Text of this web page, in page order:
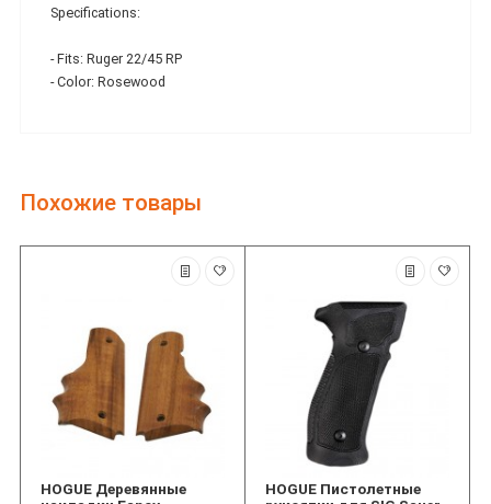
Specifications:
- Fits: Ruger 22/45 RP
- Color: Rosewood
Похожие товары
HOGUE Деревянные
HOGUE Пистолетные